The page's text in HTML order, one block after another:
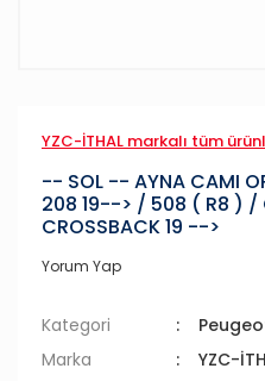
YZC-İTHAL markalı tüm
-- SOL -- AYNA CAMI
208 19--> / 508 ( R8 ) /
CROSSBACK 19 -->
Yorum Yap
Kategori
Marka
YZC-